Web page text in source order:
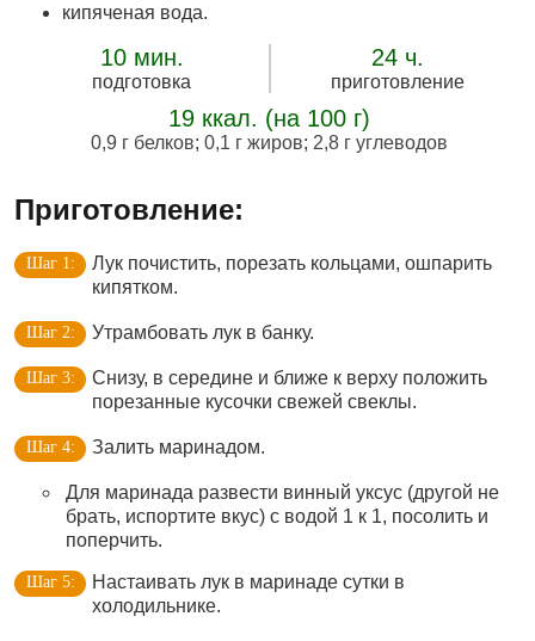
кипяченая вода.
10 мин.
подготовка
24 ч.
приготовление
19 ккал. (на 100 г)
0,9 г белков; 0,1 г жиров; 2,8 г углеводов
Приготовление:
Лук почистить, порезать кольцами, ошпарить
кипятком.
Утрамбовать лук в банку.
Снизу, в середине и ближе к верху положить
порезанные кусочки свежей свеклы.
Залить маринадом.
Для маринада развести винный уксус (другой не
брать, испортите вкус) с водой 1 к 1, посолить и
поперчить.
Настаивать лук в маринаде сутки в
холодильнике.